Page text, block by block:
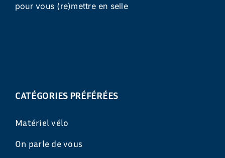
pour vous (re)mettre en selle
CATÉGORIES PRÉFÉRÉES
Matériel vélo
On parle de vous